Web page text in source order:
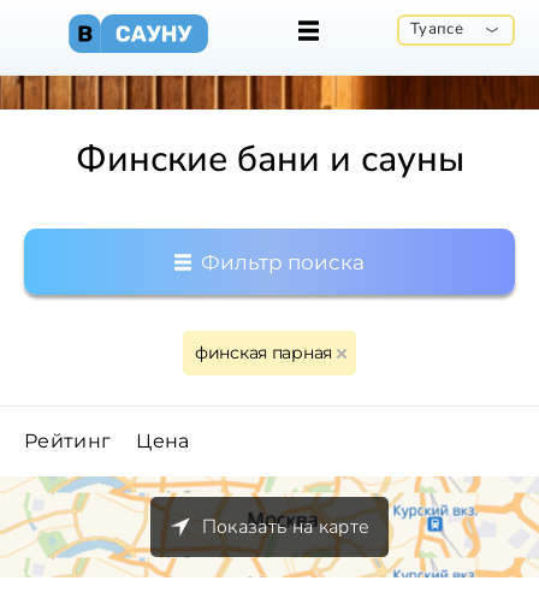
Туапсе
Финские бани и сауны
Фильтр поиска
финская парная
Рейтинг Цена
Показать на карте